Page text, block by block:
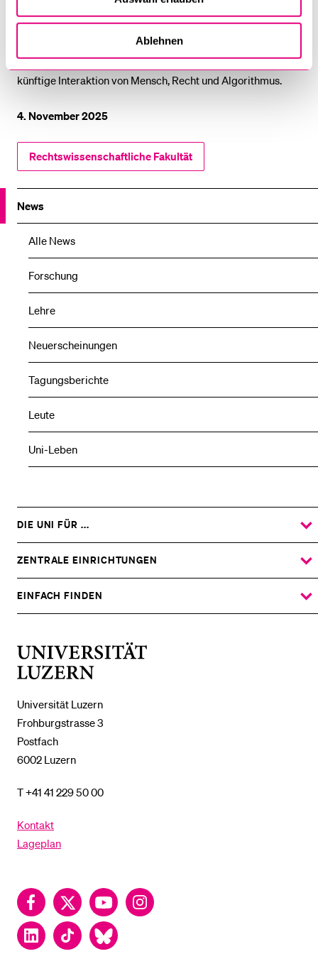
Ablehnen
News
Alle News
Forschung
Lehre
Neuerscheinungen
Tagungsberichte
Leute
Uni-Leben
möchte ich etwa das Recht der elektronischen Wertpapiere
und Wertrechte genauer untersuchen, da es enorme
praktische Auswirkungen hat. Darüber hinaus faszinieren
mich aber auch grundlegendere Fragen, beispielsweise die
künftige Interaktion von Mensch, Recht und Algorithmus.
4. November 2025
Rechtswissenschaftliche Fakultät
Universität Luzern
Frohburgstrasse 3
Postfach
6002 Luzern
T +41 41 229 50 00
Kontakt
Lageplan
FacebookTwitter YouTubeInstagram
LinkedInTikTok Bluesky
DIE UNI FÜR ...
ZEIGE
DAS
UNTERMENÜ
ZENTRALE EINRICHTUNGEN
ZEIGE
DAS
UNTERMENÜ
EINFACH FINDEN
ZEIGE
DAS